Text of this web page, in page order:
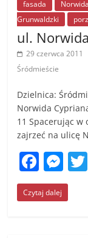
o
o
k
g
er
fasada Norwida
Grunwaldzki
ul.
29 czerwca 2011
Śródmieście
Dzielnica:
Norwida
11 Spacerując w
zajrzeć na ulicę
F
a
c
M
e
ss
Czytaj dalej